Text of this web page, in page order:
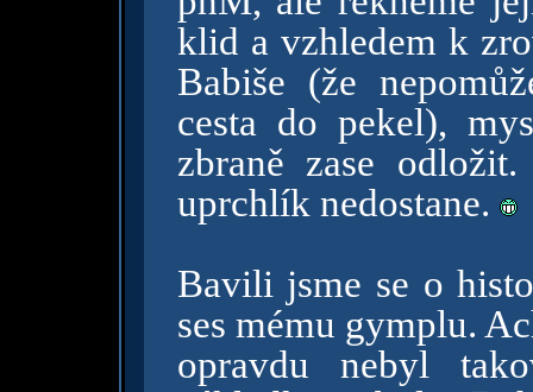
klid a vzhledem k
Babiše (že
cesta do pekel),
zbraně zase
uprchlík nedostane.
Bavili jsme se o
ses mému gymplu.
opravdu nebyl